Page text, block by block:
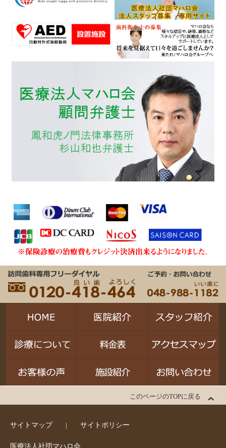
このページのTOPに戻る
サイトマップ サイトポリシー
医療法人社団マハロ会